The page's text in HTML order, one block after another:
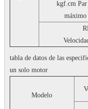
kgf.cm
tabla de datos de las
un solo motor
Modelo